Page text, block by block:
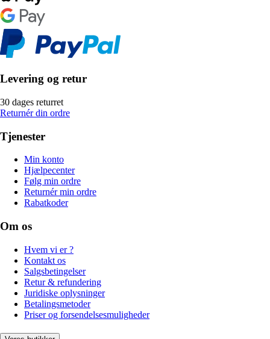
Levering og retur
30 dages returret
Returnér din ordre
Tjenester
Min konto
Hjælpecenter
Følg min ordre
Returnér min ordre
Rabatkoder
Om os
Hvem vi er ?
Kontakt os
Salgsbetingelser
Retur & refundering
Juridiske oplysninger
Betalingsmetoder
Priser og forsendelsesmuligheder